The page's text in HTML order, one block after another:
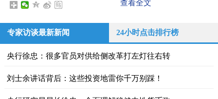
查看全文
专家访谈最新新闻 24小时点击排行榜
央行徐忠：很多官员对供给侧改革打左灯往右转
刘士余讲话背后：这些投资地雷你千万别踩！